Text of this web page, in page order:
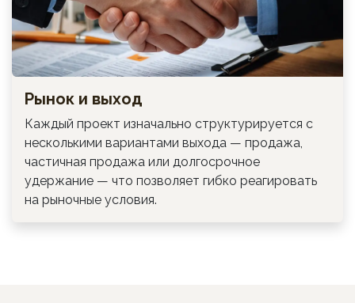
Рынок и выход
Каждый проект изначально структурируется с
несколькими вариантами выхода — продажа,
частичная продажа или долгосрочное
удержание — что позволяет гибко реагировать
на рыночные условия.